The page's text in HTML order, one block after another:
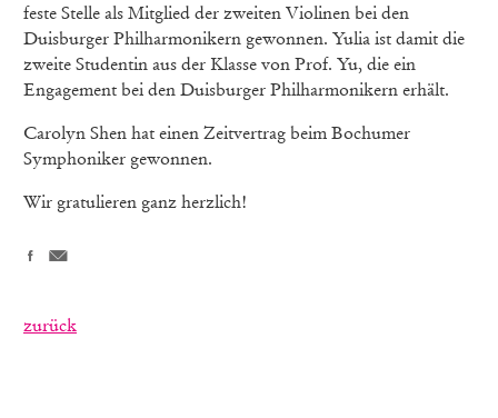
feste Stelle als Mitglied der zweiten Violinen bei den
Duisburger Philharmonikern gewonnen. Yulia ist damit die
zweite Studentin aus der Klasse von Prof. Yu, die ein
Engagement bei den Duisburger Philharmonikern erhält.
Carolyn Shen hat einen Zeitvertrag beim Bochumer
Symphoniker gewonnen.
Wir gratulieren ganz herzlich!
zurück